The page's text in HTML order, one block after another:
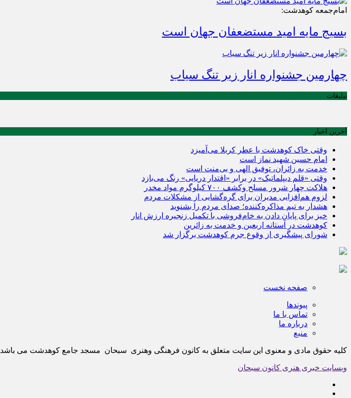
امام‌جمعه کوهدشت:
بسیج مایه امید مستضعفان جهان است
چهارمین جشنواره انار زیر تنگ سیاب
تبلیغات
آخرین اخبار
وقتی خاک کوهدشت با عطر کربلا می‌آمیزد
امام حسین شهید نماز است
خدمت به زائران، توفیق الهی و بی‌منت است
وقتی «قلم دیپلماتیک» در برابر «اقتدار دریایی» رنگ می‌بازد
هلاکت چهار شرور مسلح وکشف ۷۰۰ کیلوگرم مواد مخدر
لزوم هم‌افزایی مدیران برای گره‌گشایی از مشکلات مردم
هشدار به تیم مذاکره‌کننده؛ صدای مردم را بشنوید
خیز برای پایان دادن به خام‌فروشی با تکمیل زنجیره ارزش انار
کوهدشت در آستانه اربعین و خدمت‌ به زائرین
شورای پیشگیری از وقوع جرم کوهدشت برگزار شد
صفحه نخست
پیوندها
تماس با ما
درباره ما
منبع
کلیه حقوق مادی و معنوی این سایت متعلق به کانون فرهنگی وهنری سبحان مسجد جامع کوهدشت می باشد
وبسایت خبری هنری کانون سبحان